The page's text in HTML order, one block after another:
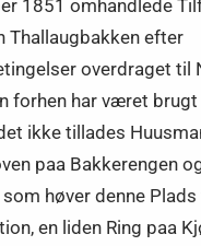
1851 omhandlede
Thallaugbakken efter
overdraget til
forhen har været brugt
ikke tillades
paa Bakkerengen
høver denne Plads
en liden Ring paa